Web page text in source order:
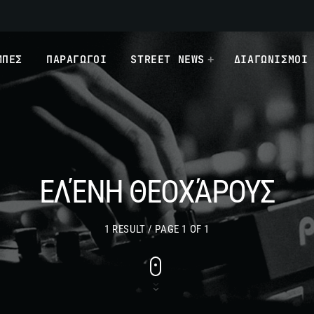
ΠΑΡΑΓΩΓΟΙ STREET NEWS ΔΙΑΓΩΝΙΣΜΟΙ
ΕΛΈΝΗ ΘΕΟΧΆΡΟΥΣ
1 RESULT / PAGE 1 OF 1